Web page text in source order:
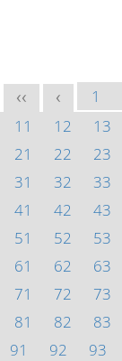
<< < 1
11
12 13
21
22 23
31
32 33
41
42 43
51
52 53
61
62 63
71
72 73
81
82 83
91
92 93